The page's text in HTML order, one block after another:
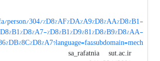
304/%D8%AF%DA%A9%D8%AA%D8%B1-
%D8%B1%D9%81%D8%B9%D8%AA-
sa_rafatnia
sut.ac.ir